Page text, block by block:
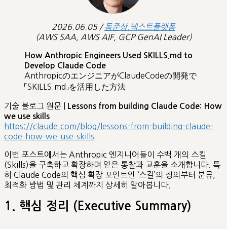
2026.06.05 /동준상.넥스트플랫폼
(AWS SAA, AWS AIF, GCP GenAI Leader)
How Anthropic Engineers Used SKILLS.md to
Develop Claude Code
AnthropicのエンジニアがClaudeCodeの開発で
「SKILLS.md」を活用した方法
기술 블로그 원문 |
Lessons from building Claude Code: How
we use skills
https://claude.com/blog/lessons-from-building-claude-
code-how-we-use-skills
이번 포스트에서는 Anthropic 엔지니어들이 수백 개의 스킬
(Skills)을 구축하고 확장하며 얻은 통찰과 교훈을 소개합니다. 특
히 Claude Code의 핵심 확장 포인트인 ‘스킬’의 정의부터 분류,
최적화 방법 및 관리 체계까지 상세히 알아봅니다.
1. 핵심 정리 (Executive Summary)